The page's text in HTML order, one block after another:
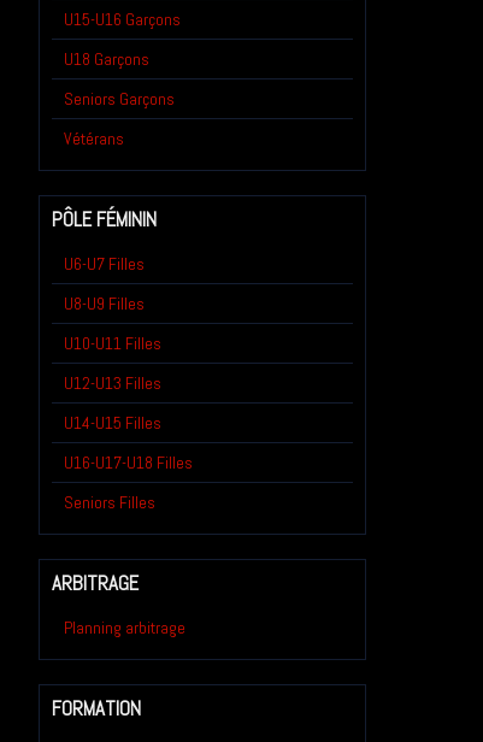
U15-U16 Garçons
U18 Garçons
Seniors Garçons
Vétérans
PÔLE FÉMININ
U6-U7 Filles
U8-U9 Filles
U10-U11 Filles
U12-U13 Filles
U14-U15 Filles
U16-U17-U18 Filles
Seniors Filles
ARBITRAGE
Planning arbitrage
FORMATION